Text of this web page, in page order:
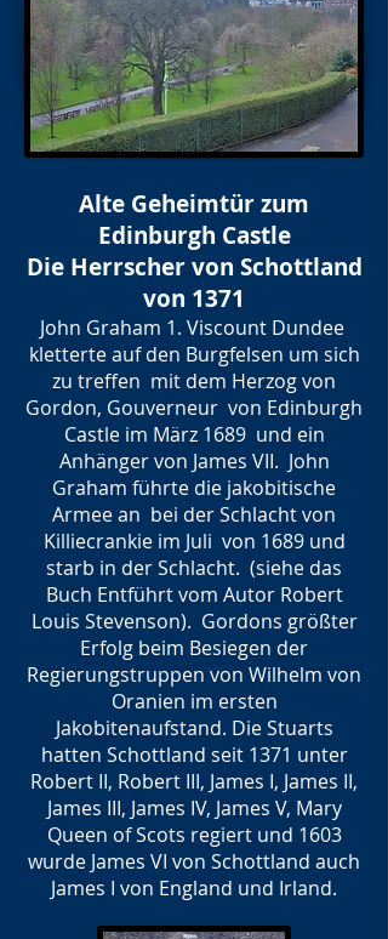
Alte Geheimtür zum
Edinburgh Castle
Die Herrscher von Schottland
von 1371
John Graham 1. Viscount Dundee
kletterte auf den Burgfelsen um sich
zu treffen mit dem Herzog von
Gordon, Gouverneur von Edinburgh
Castle im März 1689 und ein
Anhänger von James VII. John
Graham führte die jakobitische
Armee an bei der Schlacht von
Killiecrankie im Juli von 1689 und
starb in der Schlacht. (siehe das
Buch Entführt vom Autor Robert
Louis Stevenson). Gordons größter
Erfolg beim Besiegen der
Regierungstruppen von Wilhelm von
Oranien im ersten
Jakobitenaufstand. Die Stuarts
hatten Schottland seit 1371 unter
Robert II, Robert III, James I, James II,
James III, James IV, James V, Mary
Queen of Scots regiert und 1603
wurde James VI von Schottland auch
James I von England und Irland.